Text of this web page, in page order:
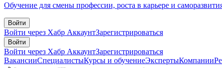
Обучение для смены профессии, роста в карьере и
Войти
Войти через Хабр АккаунтЗарегистрироваться
Войти
Войти через Хабр АккаунтЗарегистрироваться
ВакансииСпециалистыКурсы и обучениеЭкспертыКомпании